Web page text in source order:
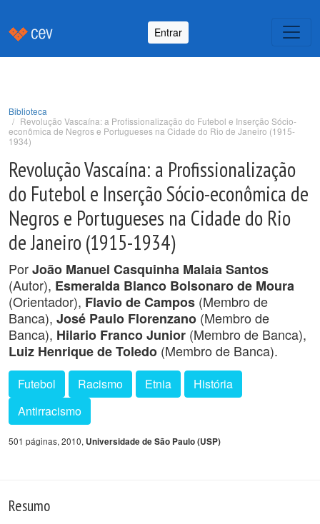
Entrar
Biblioteca
Revolução Vascaína: a Profissionalização do Futebol e Inserção Sócio-
econômica de Negros e Portugueses na Cidade do Rio de Janeiro (1915-
1934)
Revolução Vascaína: a Profissionalização
do Futebol e Inserção Sócio-econômica de
Negros e Portugueses na Cidade do Rio
de Janeiro (1915-1934)
PorJoão Manuel Casquinha Malaia Santos
(Autor), Esmeralda Blanco Bolsonaro de Moura
(Orientador), Flavio de Campos (Membro de
Banca), José Paulo Florenzano (Membro de
Banca), Hilario Franco Junior (Membro de Banca),
Luiz Henrique de Toledo (Membro de Banca).
Futebol Racismo Etnia
História
Antirracismo
501 páginas, 2010, Universidade de São Paulo (USP)
Resumo